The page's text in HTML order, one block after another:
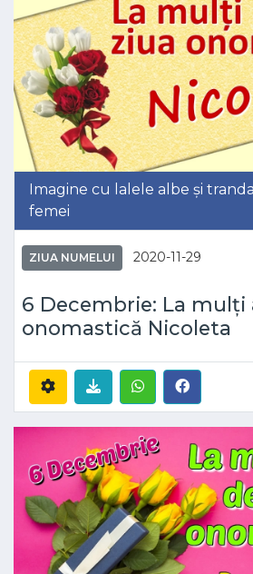
Imagine cu lalele albe și
femei
ZIUA NUMELUI 2020-11-29
6 Decembrie: La mulți
onomastică Nicoleta